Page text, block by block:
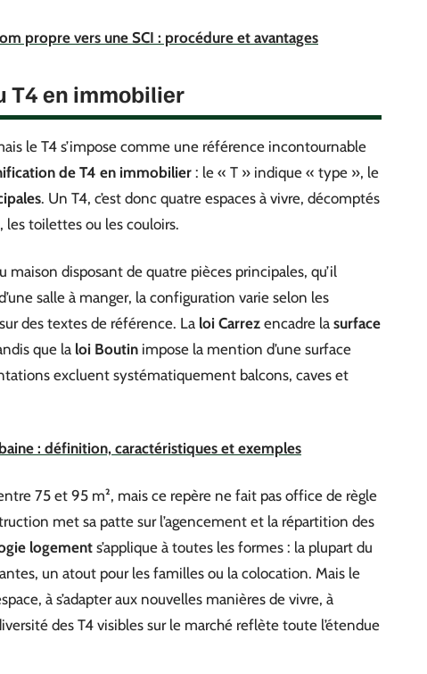
propre vers une SCI : procédure et avantages
T4 en immobilier
le T4 s’impose comme une référence incontournable
de T4 en immobilier : le « T » indique « type », le
. Un T4, c’est donc quatre espaces à vivre, décomptés
les toilettes ou les couloirs.
maison disposant de quatre pièces principales, qu’il
salle à manger, la configuration varie selon les
des textes de référence. La loi Carrez encadre la surface
que la loi Boutin impose la mention d’une surface
excluent systématiquement balcons, caves et
: définition, caractéristiques et exemples
75 et 95 m², mais ce repère ne fait pas office de règle
met sa patte sur l’agencement et la répartition des
logement s’applique à toutes les formes : la plupart du
un atout pour les familles ou la colocation. Mais le
à s’adapter aux nouvelles manières de vivre, à
des T4 visibles sur le marché reflète toute l’étendue